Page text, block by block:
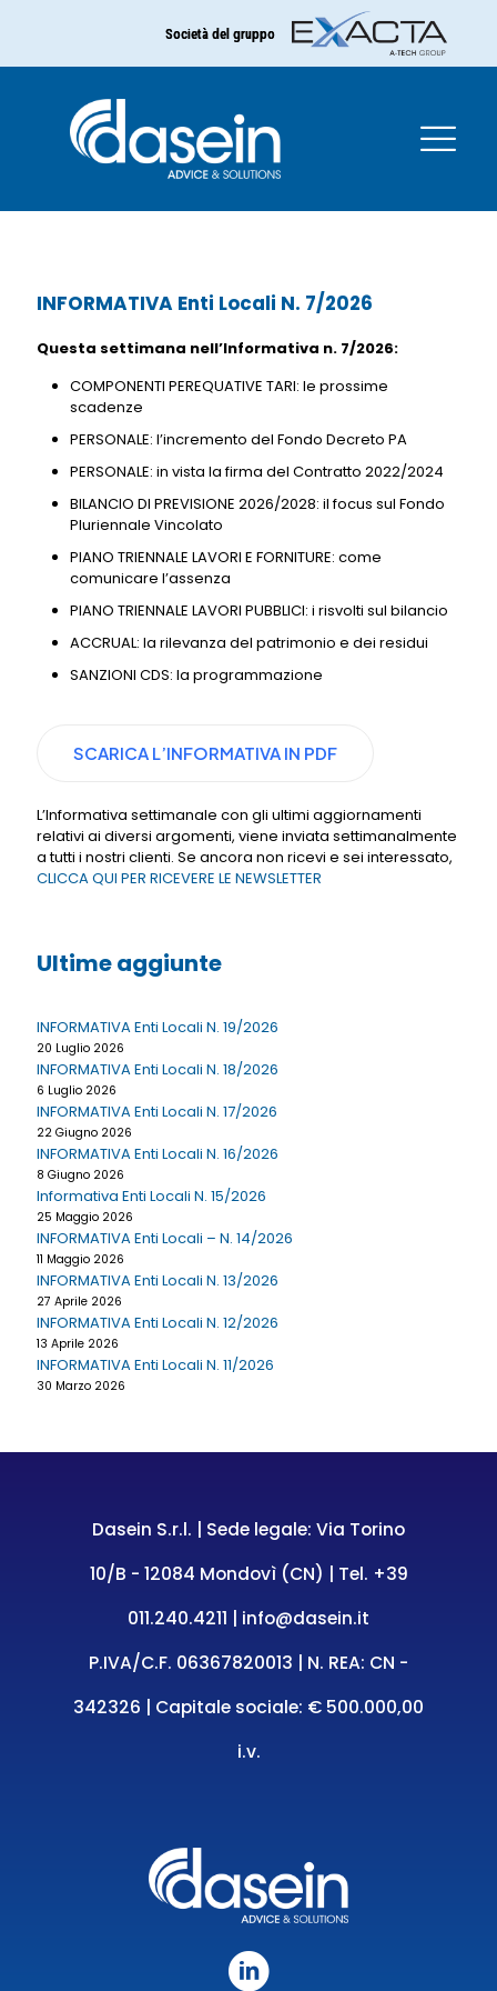
Società del gruppo
INFORMATIVA Enti Locali N.
INFORMATIVA Enti Locali N. 7/2026
Questa settimana nell’Informativa n. 7/2026:
COMPONENTI PEREQUATIVE TARI: le prossime
scadenze
PERSONALE: l’incremento del Fondo Decreto PA
PERSONALE: in vista la firma del Contratto 2022/2024
BILANCIO DI PREVISIONE 2026/2028: il focus sul Fondo
Pluriennale Vincolato
PIANO TRIENNALE LAVORI E FORNITURE: come
comunicare l’assenza
PIANO TRIENNALE LAVORI PUBBLICI: i risvolti sul bilancio
ACCRUAL: la rilevanza del patrimonio e dei residui
SANZIONI CDS: la programmazione
SCARICA L’INFORMATIVA IN PDF
L’Informativa settimanale con gli ultimi aggiornamenti
relativi ai diversi argomenti, viene inviata settimanalmente
a tutti i nostri clienti. Se ancora non ricevi e sei interessato,
CLICCA QUI PER RICEVERE LE NEWSLETTER
Ultime aggiunte
INFORMATIVA Enti Locali N. 19/2026
20 Luglio 2026
INFORMATIVA Enti Locali N. 18/2026
6 Luglio 2026
INFORMATIVA Enti Locali N. 17/2026
22 Giugno 2026
INFORMATIVA Enti Locali N. 16/2026
8 Giugno 2026
Informativa Enti Locali N. 15/2026
25 Maggio 2026
INFORMATIVA Enti Locali – N. 14/2026
11 Maggio 2026
INFORMATIVA Enti Locali N. 13/2026
27 Aprile 2026
INFORMATIVA Enti Locali N. 12/2026
13 Aprile 2026
INFORMATIVA Enti Locali N. 11/2026
30 Marzo 2026
Dasein S.r.l. | Sede legale: Via Torino
10/B - 12084 Mondovì (CN) | Tel. +39
011.240.4211
info@dasein.it
P.IVA/C.F. 06367820013 | N. REA: CN -
342326 | Capitale sociale: € 500.000,00
i.v.